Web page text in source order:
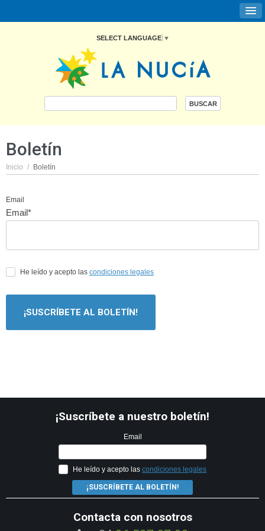
SELECT LANGUAGE ▼
Boletín
Inicio / Boletín
Email
Email*
He leído y acepto las condiciones legales
¡SUSCRÍBETE AL BOLETÍN!
¡Suscríbete a nuestro boletín!
Email
He leído y acepto las condiciones legales
¡SUSCRÍBETE AL BOLETÍN!
Contacta con nosotros